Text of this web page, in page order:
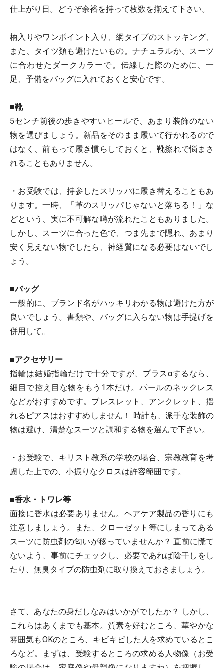
仕上がり日。どうぞ余裕を持って枚数を揃えて下さい。
柄入りやワンポイント入り、網タイプのストッキング、
また、タイツ類も避けたいもの。ナチュラルか、スーツ
に合わせたダークカラーで。伝線した際のために、一
足、予備をバッグに入れておくと安心です。
■靴
5センチ前後の歩きやすいヒールで、あまり装飾のない
物を選びましょう。新品をそのまま履いて行かれるので
はなく、前もって履き慣らしておくと、靴擦れで悩まさ
れることもありません。
・お受験では、持参したスリッパに履き替えることもあ
ります。一時、「革のスリッパじゃないと落ちる！」な
どという、実に不可解な噂が流れたこともありました。
しかし、スーツに合った色で、つま先まで隠れ、あまり
安く見えない物でしたら、神経質になる必要はないでし
ょう。
■バッグ
一般的に、ブランド名がハッキリわかる物は避けた方が
良いでしょう。書類や、バッグに入らない物は手提げを
併用して。
■アクセサリー
指輪は結婚指輪だけで十分ですが、プラスαするなら、
細目で控え目な物をもう1本だけ。パールのネックレス
などがおすすめです。ブレスレット、アンクレット、揺
れるピアスはおすすめしません！ 時計も、派手な装飾の
物は避け、清楚なスーツと調和する物を選んで下さい。
・お受験で、キリスト教系の学校の場合、宗教教育を考
慮した上での、小振りなクロスは許容範囲です。
■香水・トワレ等
面接に香水は必要ありません。ヘアケア製品の香りにも
注意しましょう。また、クローゼット等にしまってある
スーツに防虫剤の匂いが移っていませんか？ 直前に慌て
ないよう、事前にチェックし、必要であれば陰干しをし
たり、無臭タイプの防虫剤に取り換えておきましょう。
さて、あなたの身だしなみはいかがでしたか？ しかし、
これらはあくまでも基本。質素を好むところ、華やかな
雰囲気もOKのところ、キビキビした人を求めているとこ
ろなど。まずは、受験するところの求める人物像（お受